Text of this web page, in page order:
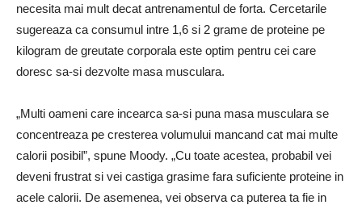
necesita mai mult decat antrenamentul de forta. Cercetarile
sugereaza ca consumul intre 1,6 si 2 grame de proteine ​​pe
kilogram de greutate corporala este optim pentru cei care
doresc sa-si dezvolte masa musculara.
„Multi oameni care incearca sa-si puna masa musculara se
concentreaza pe cresterea volumului mancand cat mai multe
calorii posibil”, spune Moody. „Cu toate acestea, probabil vei
deveni frustrat si vei castiga grasime fara suficiente proteine ​​in
acele calorii. De asemenea, vei observa ca puterea ta fie in